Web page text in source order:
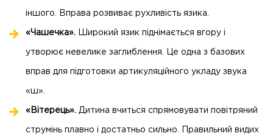
іншого. Вправа розвиває рухливість язика.
«Чашечка». Широкий язик піднімається вгору і
утворює невелике заглиблення. Це одна з базових
вправ для підготовки артикуляційного укладу звука
«ш».
«Вітерець». Дитина вчиться спрямовувати повітряний
струмінь плавно і достатньо сильно. Правильний видих